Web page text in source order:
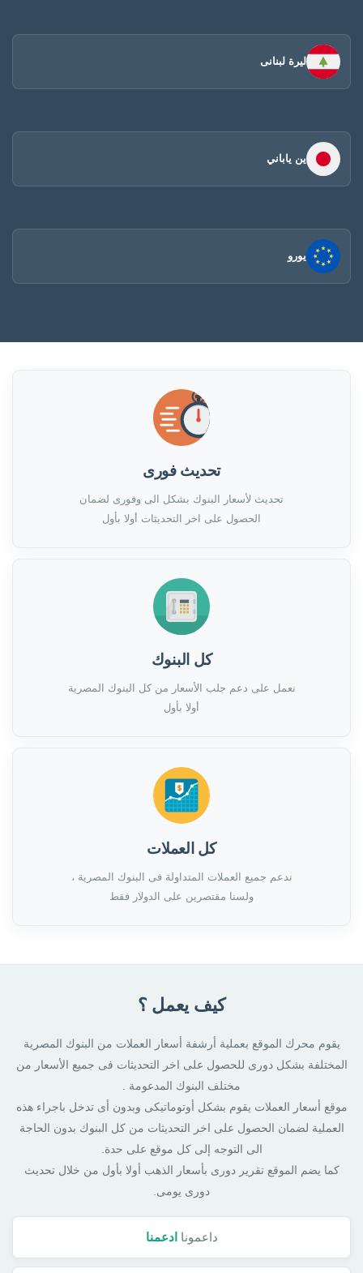
ليرة لبنانى
ين ياباني
يورو
تحديث فورى
تحديث لأسعار البنوك بشكل الى وفورى لضمان
الحصول على اخر التحديثات أولا بأول
كل البنوك
نعمل على دعم جلب الأسعار من كل البنوك المصرية
أولا بأول
كل العملات
ندعم جميع العملات المتداولة فى البنوك المصرية ،
ولسنا مقتصرين على الدولار فقط
كيف يعمل ؟
يقوم محرك الموقع بعملية أرشفة أسعار العملات من البنوك المصرية
المختلفة بشكل دورى للحصول على اخر التحديثات فى جميع الأسعار من
مختلف البنوك المدعومة .
موقع أسعار العملات يقوم بشكل أوتوماتيكى وبدون أى تدخل باجراء هذه
العملية لضمان الحصول على اخر التحديثات من كل البنوك بدون الحاجة
الى التوجه إلى كل موقع على حدة.
كما يضم الموقع تقرير دورى بأسعار الذهب أولا بأول من خلال تحديث
دورى يومى.
داعمونا ادعمنا